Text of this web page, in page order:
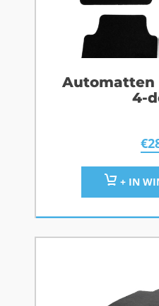
Automatten
4-
€
+ IN